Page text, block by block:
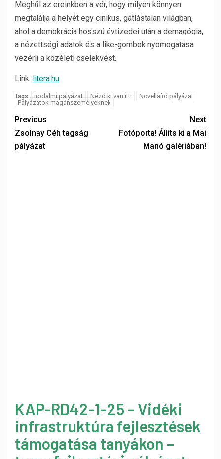
Meghűl az ereinkben a vér, hogy milyen könnyen
megtalálja a helyét egy cinikus, gátlástalan világban,
ahol a demokrácia hosszú évtizedei után a demagógia,
a nézettségi adatok és a like-gombok nyomogatása
vezérli a közéleti cselekvést.
Link: litera.hu
Tags: irodalmi pályázat Nézd ki van itt!
Novellaíró pályázat
Pályázatok magánszemélyeknek
Previous
Zsolnay Céh tagság
pályázat
Next
Fotóporta! Állíts ki a Mai
Manó galériában!
KAP-RD42-1-25 – Vidéki
infrastruktúra fejlesztések
támogatása tanyákon –